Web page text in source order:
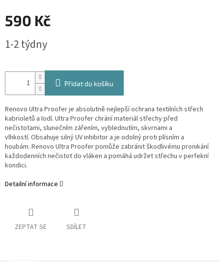
590 Kč
cena:
1-2 týdny
Přidat do košíku
Renovo Ultra Proofer je absolutně nejlepší ochrana textilních střech
kabrioletů a lodí. Ultra Proofer chrání materiál střechy před
nečistotami, slunečním zářením, vyblednutím, skvrnami a
vlhkostí. Obsahuje silný UV inhibitor a je odolný proti plísním a
houbám. Renovo Ultra Proofer pomůže zabránit škodlivému pronikání
každodenních nečistot do vláken a pomáhá udržet střechu v perfekní
kondici.
Detailní informace
ZEPTAT SE SDÍLET